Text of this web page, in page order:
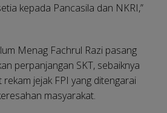
kepada Pancasila dan NKRI,”
Menag Fachrul Razi pasang
perpanjangan SKT, sebaiknya
jejak FPI yang ditengarai
masyarakat.